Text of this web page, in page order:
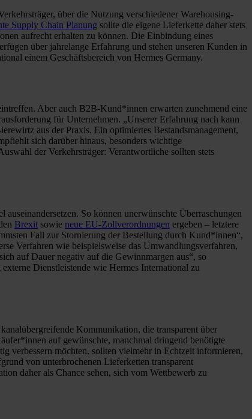
über die Nutzung verschiedener Warehousing-
Supply Chain Planung sollte die eigene Lieferkette daher stets
aufrecht erhalten zu können. Die Einbindung eines
über jahrelange Erfahrung und stehen unseren Kunden in
einem Geschäftsbereich von Hermes Germany.
Aber auch B2B-Kund*innen erwarten zunehmend eine
für Unternehmen. „Unserer Erfahrung nach kann
aus der Praxis. Ein optimiertes Bestandsmanagement,
sich darüber hinaus, besonders wichtige
der Verkehrsträger: Verantwortliche sollten stets
So können unerwünschte Überraschungen
Brexit sowie neue EU-Zollverordnungen ergeben – letztere
Fall zur Stornierung der Bestellung durch Kund*innen“,
Verfahren wie beispielsweise das Umwandlungsverfahren,
auf Dauer negativ auf die Gewinnmargen aus“, so
Dienstleistende wie Hermes International zu
Kommunikation, die transparent über
auf gewünschte, manchmal dringend benötigte
verbessern möchten, sollten vielmehr in Echtzeit informieren,
von unterbrochenen Lieferketten transparent
daher als Chance sehen, sich vom Wettbewerb zu